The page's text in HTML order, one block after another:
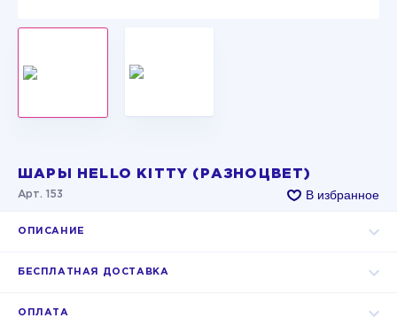
ШАРЫ HELLO KITTY (РАЗНОЦВЕТ)
Арт. 153 В избранное
ОПИСАНИЕ
БЕСПЛАТНАЯ ДОСТАВКА
ОПЛАТА